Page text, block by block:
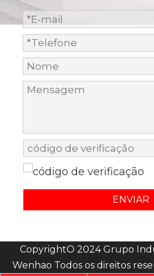
ENVIAR
CopyrightO 2024 Grupo
Wenhao Todos os direitos